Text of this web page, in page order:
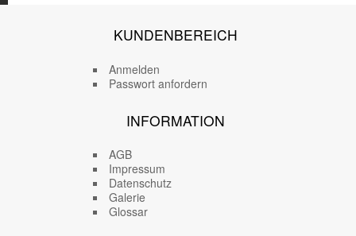
KUNDENBEREICH
Anmelden
Passwort anfordern
INFORMATION
AGB
Impressum
Datenschutz
Galerie
Glossar